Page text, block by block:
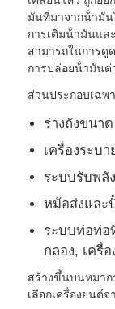
รถบรรทุกน้ำมั
สะพานถัง ISO
รถล้างสุขภาพ
รถบรรทุกตู้แช่
Hook Arm
อะไหล่ยานยน
มันที่มาจากน้ํามั
การเติมน้ํามันแล
สามารถในการ
การปล่อยน้ํามันต่
ส่วนประกอบเฉพ
ร่างถังขนา
เครื่องระบ
ระบบรับพลั
หม้อส่งและ
ระบบท่อท่อ
กลอง, เครื่อ
สร้างขึ้นบนหมาก
เลือกเครื่องยนต์จ